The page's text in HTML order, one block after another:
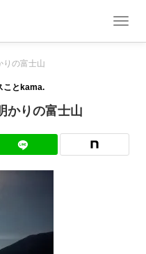
T
v
りの富士山
ことkama.
かりの富士山